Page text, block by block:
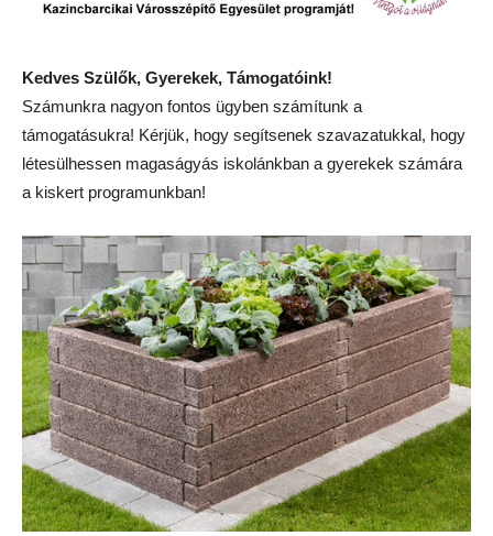
Kedves Szülők, Gyerekek, Támogatóink!
Számunkra nagyon fontos ügyben számítunk a
támogatásukra! Kérjük, hogy segítsenek szavazatukkal, hogy
létesülhessen magaságyás iskolánkban a gyerekek számára
a kiskert programunkban!